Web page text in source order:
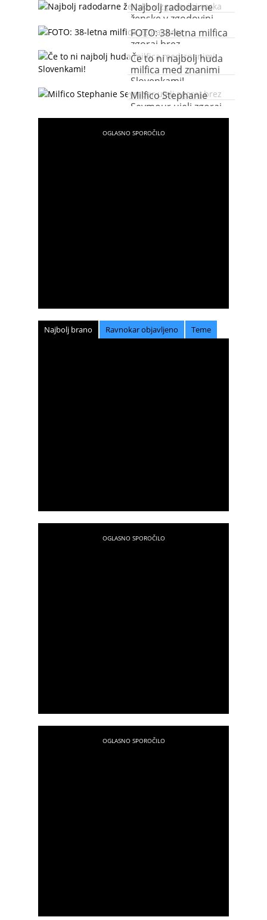
Najbolj radodarne
ženske v zgodovini
rocka
FOTO: 38-letna milfica
zgoraj brez
Če to ni najbolj huda
milfica med znanimi
Slovenkami!
Milfico Stephanie
Seymour ujeli zgoraj
brez
Najbolj brano Ravnokar objavljeno Teme